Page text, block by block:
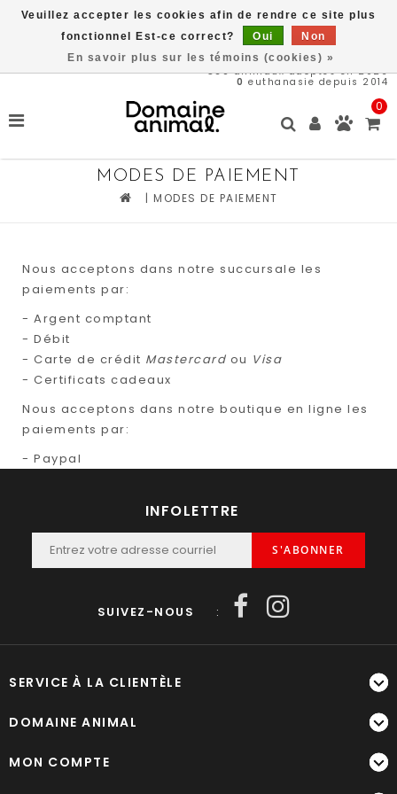
569animaux adoptés en 2026
0 euthanasie depuis 2014
0
MODES DE PAIEMENT
| MODES DE PAIEMENT
Nous acceptons dans notre succursale les
paiements par:
- Argent comptant
- Débit
- Carte de crédit Mastercard ou Visa
- Certificats cadeaux
Nous acceptons dans notre boutique en ligne les
paiements par:
- Paypal
INFOLETTRE
S'ABONNER
SUIVEZ-NOUS :
SERVICE À LA CLIENTÈLE
DOMAINE ANIMAL
MON COMPTE
Veuillez accepter les cookies afin de rendre ce site plus
fonctionnel Est-ce correct?
Oui
Non
En savoir plus sur les témoins (cookies) »
Livraison gratuite à partir de 89$*